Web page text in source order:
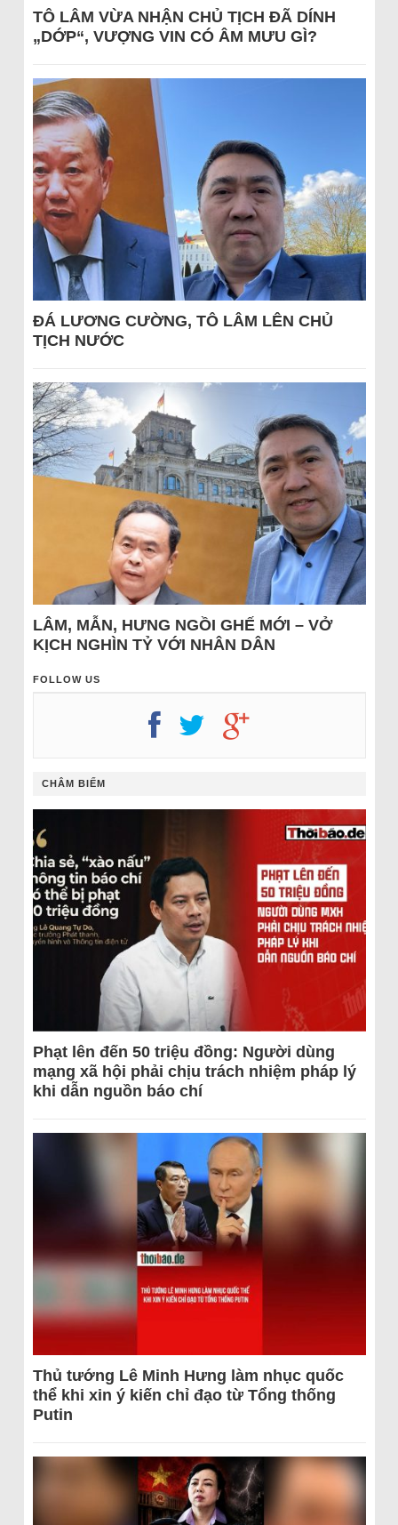
TÔ LÂM VỪA NHẬN CHỦ TỊCH ĐÃ DÍNH
„DỚP“, VƯỢNG VIN CÓ ÂM MƯU GÌ?
ĐÁ LƯƠNG CƯỜNG, TÔ LÂM LÊN CHỦ
TỊCH NƯỚC
LÂM, MẪN, HƯNG NGỒI GHẾ MỚI – VỞ
KỊCH NGHÌN TỶ VỚI NHÂN DÂN
FOLLOW US
CHÂM BIẾM
Phạt lên đến 50 triệu đồng: Người dùng
mạng xã hội phải chịu trách nhiệm pháp lý
khi dẫn nguồn báo chí
Thủ tướng Lê Minh Hưng làm nhục quốc
thể khi xin ý kiến chỉ đạo từ Tổng thống
Putin